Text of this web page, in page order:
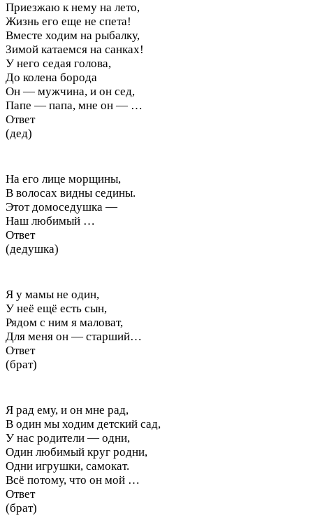
Приезжаю к нему на лето,
Жизнь его еще не спета!
Вместе ходим на рыбалку,
Зимой катаемся на санках!
У него седая голова,
До колена борода
Он — мужчина, и он сед,
Папе — папа, мне он — …
Ответ
(дед)
На его лице морщины,
В волосах видны седины.
Этот домоседушка —
Наш любимый …
Ответ
(дедушка)
Я у мамы не один,
У неё ещё есть сын,
Рядом с ним я маловат,
Для меня он — старший…
Ответ
(брат)
Я рад ему, и он мне рад,
В один мы ходим детский сад,
У нас родители — одни,
Один любимый круг родни,
Одни игрушки, самокат.
Всё потому, что он мой …
Ответ
(брат)